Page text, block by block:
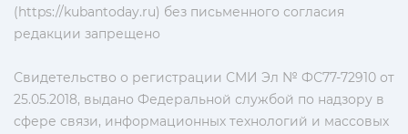
(https://kubantoday.ru) без письменного согласия
редакции запрещено
Свидетельство о регистрации СМИ Эл № ФС77-72910 от
25.05.2018, выдано Федеральной службой по надзору в
сфере связи, информационных технологий и массовых